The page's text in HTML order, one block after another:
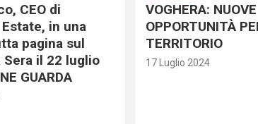
CEO di
in una
pagina sul
il 22 luglio
GUARDA
VOGHERA: NUOVE
OPPORTUNITÀ
TERRITORIO
17 Luglio 2024